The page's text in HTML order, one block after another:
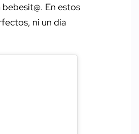
En estos
ni un día